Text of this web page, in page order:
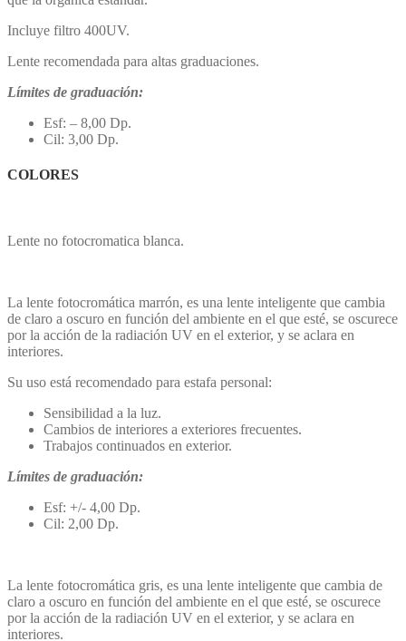
Incluye filtro 400UV.
Lente recomendada para altas graduaciones.
Límites de graduación:
Esf: – 8,00 Dp.
Cil: 3,00 Dp.
COLORES
Lente no fotocromatica blanca.
La lente fotocromática marrón, es una lente inteligente que cambia
de claro a oscuro en función del ambiente en el que esté, se oscurece
por la acción de la radiación UV en el exterior, y se aclara en
interiores.
Su uso está recomendado para estafa personal:
Sensibilidad a la luz.
Cambios de interiores a exteriores frecuentes.
Trabajos continuados en exterior.
Límites de graduación:
Esf: +/- 4,00 Dp.
Cil: 2,00 Dp.
La lente fotocromática gris, es una lente inteligente que cambia de
claro a oscuro en función del ambiente en el que esté, se oscurece
por la acción de la radiación UV en el exterior, y se aclara en
interiores.